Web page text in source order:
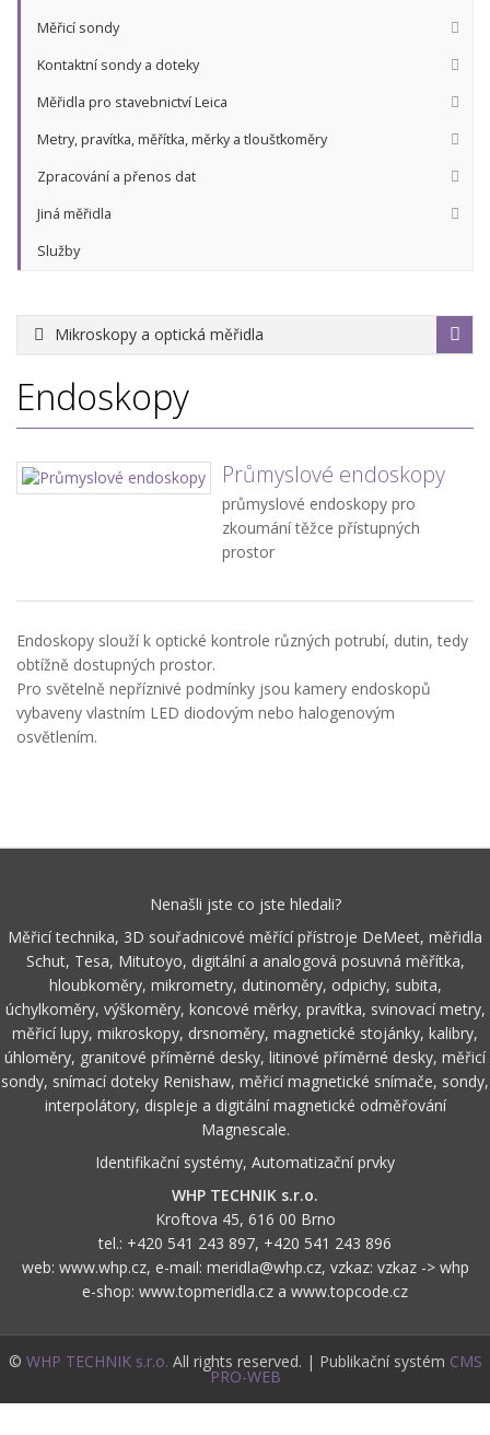
Měřicí sondy
Kontaktní sondy a doteky
Měřidla pro stavebnictví Leica
Metry, pravítka, měřítka, měrky a tloušťkoměry
Zpracování a přenos dat
Jiná měřidla
Služby
Mikroskopy a optická měřidla
Endoskopy
Průmyslové endoskopy
průmyslové endoskopy pro
zkoumání těžce přístupných
prostor
Endoskopy slouží k optické kontrole různých potrubí, dutin, tedy
obtížně dostupných prostor.
Pro světelně nepříznivé podmínky jsou kamery endoskopů
vybaveny vlastním LED diodovým nebo halogenovým
osvětlením.
Nenašli jste co jste hledali?
Měřicí technika, 3D souřadnicové měřící přístroje DeMeet, měřidla
Schut, Tesa, Mitutoyo, digitální a analogová posuvná měřítka,
hloubkoměry, mikrometry, dutinoměry, odpichy, subita,
úchylkoměry, výškoměry, koncové měrky, pravítka, svinovací metry,
měřicí lupy, mikroskopy, drsnoměry, magnetické stojánky, kalibry,
úhloměry, granitové příměrné desky, litinové příměrné desky, měřicí
sondy, snímací doteky Renishaw, měřicí magnetické snímače, sondy,
interpolátory, displeje a digitální magnetické odměřování
Magnescale.
Identifikační systémy, Automatizační prvky
WHP TECHNIK s.r.o.
Kroftova 45, 616 00 Brno
tel.: +420 541 243 897, +420 541 243 896
web: www.whp.cz, e-mail: meridla@whp.cz, vzkaz: vzkaz -> whp
e-shop: www.topmeridla.cz a www.topcode.cz
© WHP TECHNIK s.r.o. All rights reserved. | Publikační systém CMS
PRO-WEB